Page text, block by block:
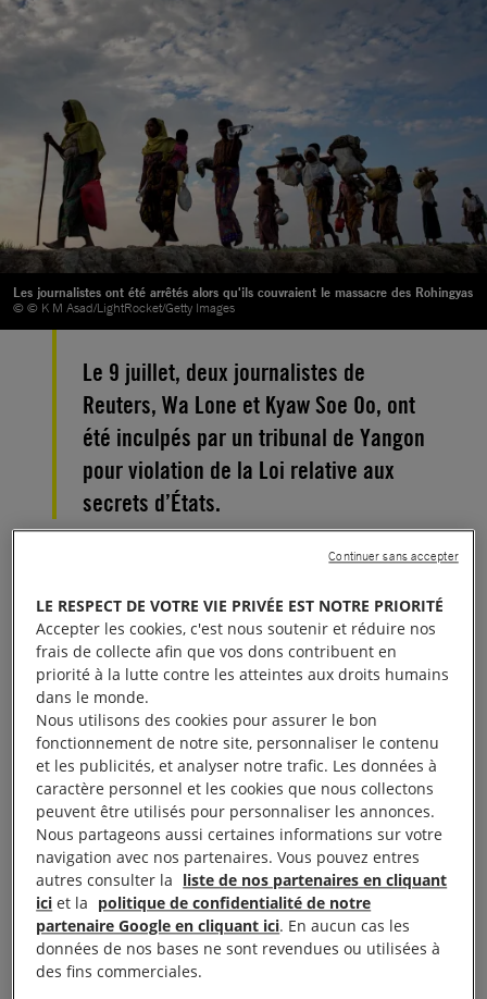
Les journalistes ont été arrêtés alors qu'ils couvraient le massacre des Rohingyas
© © K M Asad/LightRocket/Getty Images
Le 9 juillet, deux journalistes de
Reuters, Wa Lone et Kyaw Soe Oo, ont
été inculpés par un tribunal de Yangon
pour violation de la Loi relative aux
secrets d’États.
Wa Lone et Kyaw Soe Oo ont été arrêtés à Yangon,
Myanmar
2017. Les deux journalistes effectuaient alors un
reportage sur les opérations militaires dans le nord
de l’État d’Arakan.
Ces opérations ont été marquées par descrimes
contre l’humanitéciblant la population des
Rohingyas, notamment des expulsions, des
homicides illégaux, des viols, des tortures et
l’incendie de maisons et de villages.
Les deux journalistes ont été détenus au secret
pendant deux semaines avant d’être transférés à la
prison d’Insein, à Yangon. La Loi relative aux secrets
LE RESPECT DE VOTRE VIE PRIVÉE EST NOTRE PRIORITÉ
Accepter les cookies, c'est nous soutenir et réduire nos
frais de collecte afin que vos dons contribuent en
priorité à la lutte contre les atteintes aux droits humains
dans le monde.
Nous utilisons des cookies pour assurer le bon
fonctionnement de notre site, personnaliser le contenu
et les publicités, et analyser notre trafic. Les données à
caractère personnel et les cookies que nous collectons
peuvent être utilisés pour personnaliser les annonces.
Nous partageons aussi certaines informations sur votre
navigation avec nos partenaires. Vous pouvez entres
autres consulter la liste de nos partenaires en cliquant
ici et la politique de confidentialité de notre
partenaire Google en cliquant ici. En aucun cas les
données de nos bases ne sont revendues ou utilisées à
des fins commerciales.
Continuer sans accepter